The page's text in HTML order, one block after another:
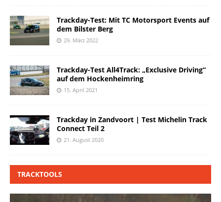
Trackday-Test: Mit TC Motorsport Events auf
dem Bilster Berg
29. März 2022
Trackday-Test All4Track: „Exclusive Driving“
auf dem Hockenheimring
15. April 2021
Trackday in Zandvoort | Test Michelin Track
Connect Teil 2
21. August 2020
TRACKTOOLS